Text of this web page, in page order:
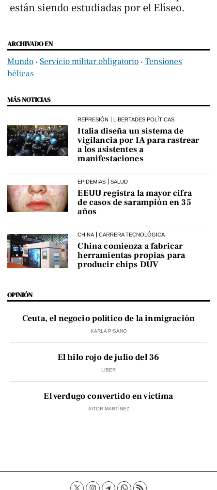
están siendo estudiadas por el Elíseo.
ARCHIVADO EN
Mundo ‧ Servicio militar obligatorio ‧ Tensiones
bélicas
MÁS NOTICIAS
REPRESIÓN LIBERTADES POLÍTICAS
Italia diseña un sistema de
vigilancia por IA para rastrear
a los asistentes a
manifestaciones
EPIDEMIAS SALUD
EEUU registra la mayor cifra
de casos de sarampión en 35
años
CHINA CARRERA TECNOLÓGICA
China comienza a fabricar
herramientas propias para
producir chips DUV
OPINIÓN
Ceuta, el negocio político de la inmigración
KARLA PISANO
El hilo rojo de julio del 36
LIBER
El verdugo convertido en víctima
AITOR MARTÍNEZ